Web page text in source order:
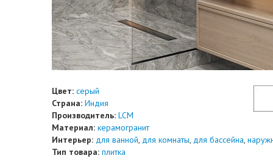
Цвет: серый
Страна: Индия
Производитель: LCM
Материал: керамогранит
Интерьер: для ванной, для комнаты, для бассейна,
Тип товара: плитка